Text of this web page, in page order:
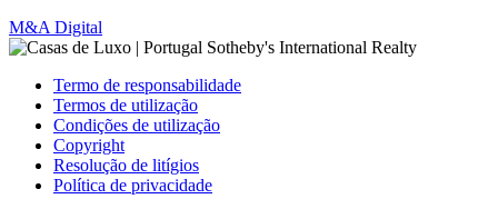
M&A Digital
Termo de responsabilidade
Termos de utilização
Condições de utilização
Copyright
Resolução de litígios
Política de privacidade